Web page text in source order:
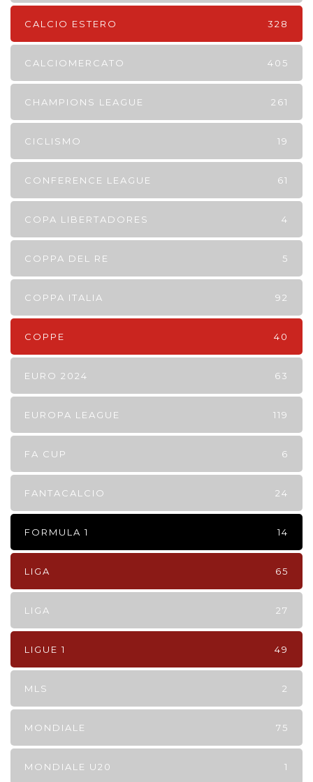
CALCIO ESTERO 328
CALCIOMERCATO 405
CHAMPIONS LEAGUE 261
CICLISMO 19
CONFERENCE LEAGUE 61
COPA LIBERTADORES 4
COPPA DEL RE 5
COPPA ITALIA 92
COPPE 40
EURO 2024 63
EUROPA LEAGUE 119
FA CUP 6
FANTACALCIO 24
FORMULA 1 14
LIGA 65
LIGA 27
LIGUE 1 49
MLS 2
MONDIALE 75
MONDIALE U20 1